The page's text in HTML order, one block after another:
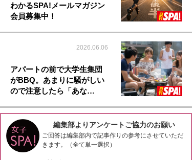
わかるSPA!メールマガジン
会員募集中！
2026.06.06
アパートの前で大学生集団
がBBQ。あまりに騒がしい
ので注意したら「あな…